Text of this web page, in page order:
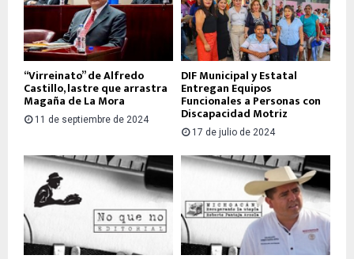
“Virreinato” de Alfredo
Castillo, lastre que arrastra
Magaña de La Mora
11 de septiembre de 2024
DIF Municipal y Estatal
Entregan Equipos
Funcionales a Personas con
Discapacidad Motriz
17 de julio de 2024